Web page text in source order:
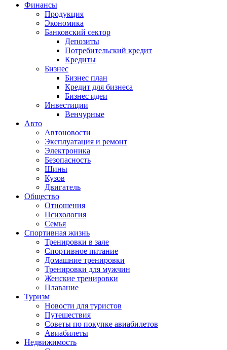
Финансы
Продукция
Экономика
Банковский сектор
Депозиты
Потребительский кредит
Кредиты
Бизнес
Бизнес план
Кредит для бизнеса
Бизнес идеи
Инвестиции
Венчурные
Авто
Автоновости
Эксплуатация и ремонт
Электроника
Безопасность
Шины
Кузов
Двигатель
Общество
Отношения
Психология
Семья
Спортивная жизнь
Тренировки в зале
Спортивное питание
Домашние тренировки
Тренировки для мужчин
Женские тренировки
Плавание
Туризм
Новости для туристов
Путешествия
Советы по покупке авиабилетов
Авиабилеты
Недвижимость